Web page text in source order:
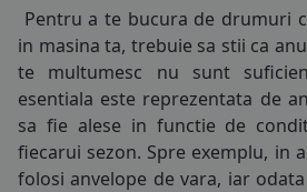
CONT
CONTACT
COS (0 PRODUSE
Pentru a te bucura de drumuri
in masina ta, trebuie sa stii ca
te multumesc nu sunt
esentiala este reprezentata de
sa fie alese in functie de
fiecarui sezon. Spre exemplu, in
folosi anvelope de vara, iar